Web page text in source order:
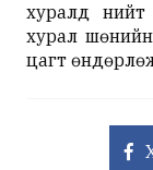
хуралд нийт
хурал
цагт